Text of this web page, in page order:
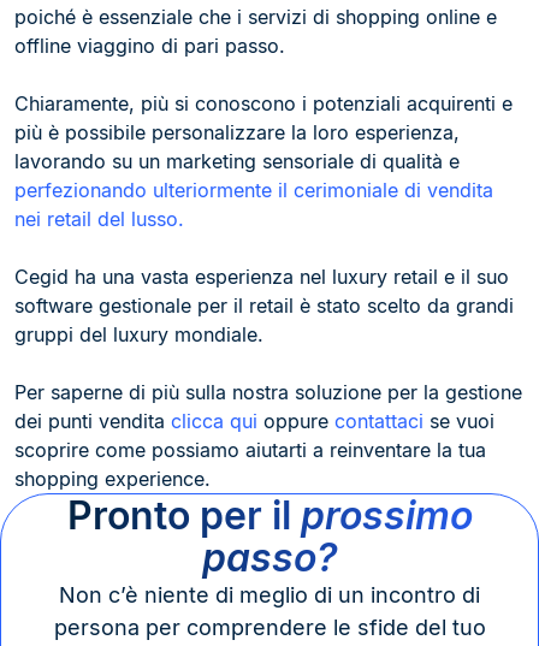
poiché è essenziale che i servizi di shopping online e
offline viaggino di pari passo.
Chiaramente, più si conoscono i potenziali acquirenti e
più è possibile personalizzare la loro esperienza,
lavorando su un marketing sensoriale di qualità e
perfezionando ulteriormente il cerimoniale di vendita
nei retail del lusso.
Cegid ha una vasta esperienza nel luxury retail e il suo
software gestionale per il retail è stato scelto da grandi
gruppi del luxury mondiale.
Per saperne di più sulla nostra soluzione per la gestione
dei punti vendita clicca qui oppure contattaci se vuoi
scoprire come possiamo aiutarti a reinventare la tua
shopping experience.
Pronto per il prossimo
passo?
Non c’è niente di meglio di un incontro di
persona per comprendere le sfide del tuo